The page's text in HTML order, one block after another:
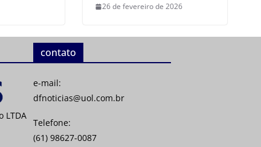
26 de fevereiro de 2026
LTDA
contato
e-mail:
dfnoticias@uol.com.br
Telefone:
(61) 98627-0087